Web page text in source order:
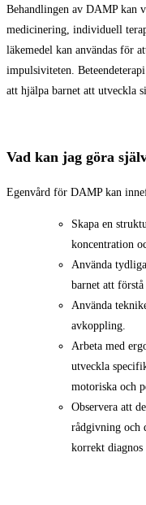
Behandlingen av DAMP kan
medicinering, individuell
läkemedel kan användas för
impulsiviteten.
att hjälpa barnet att utveckla
Vad kan jag göra
Egenvård för DAMP kan
Skapa en
koncentration
Använda
barnet att
Använda
avkoppling.
Arbeta med
utveckla
motoriska och
Observera att
rådgivning och
korrekt diagnos